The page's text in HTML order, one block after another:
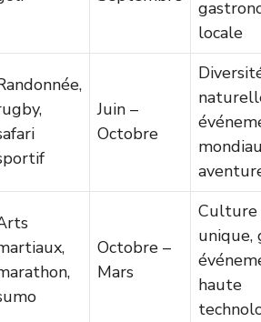
locale
Juin –
Octobre
Octobre –
Mars
Culture
unique,
haute